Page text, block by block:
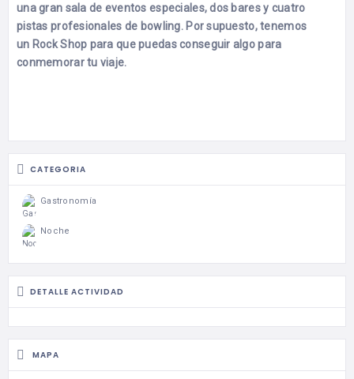
una gran sala de eventos especiales, dos bares y cuatro
pistas profesionales de bowling. Por supuesto, tenemos
un Rock Shop para que puedas conseguir algo para
conmemorar tu viaje.
CATEGORIA
Gastronomía
Noche
DETALLE ACTIVIDAD
MAPA